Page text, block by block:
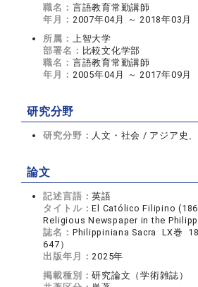
職名： 言語教育常勤講師
年月： 2007年04月 ～ 2018年03月
所属： 上智大学
部署名： 比較文化学部
職名： 言語教育常勤講師
年月： 2005年04月 ～ 2017年09月
研究分野
研究分野： 人文・社会 / アジア史
論文
記述言語：英語
タイトル：El Católico Filipino
Religious Newspaper in the
誌名： Philippiniana Sacra LX巻
647）
出版年月：2025年
掲載種別：研究論文（学術雑誌）